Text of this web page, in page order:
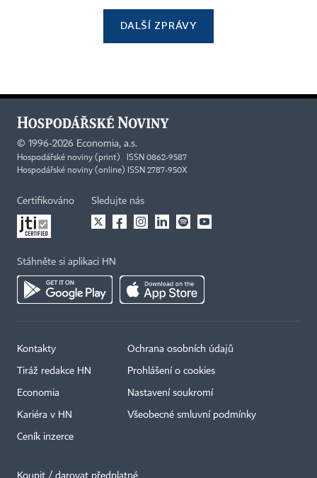
DALŠÍ ZPRÁVY
© 1996-2026 Economia, a.s.
Hospodářské noviny (print) ISSN 0862-9587
Hospodářské noviny (online) ISSN 2787-950X
Certifikováno Sledujte nás
Stáhněte si aplikaci HN
Kontakty
Tiráž redakce HN
Economia
Kariéra v HN
Ceník inzerce
Ochrana osobních údajů
Prohlášení o cookies
Nastavení soukromí
Všeobecné smluvní podmínky
Koupit / darovat předplatné